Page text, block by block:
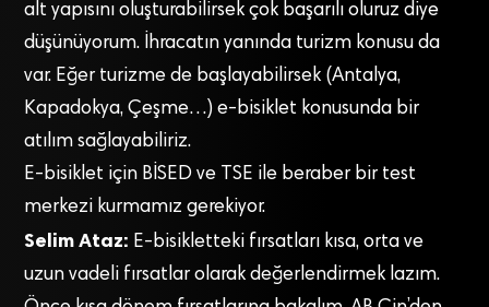
alt yapısını oluşturabilirsek çok başarılı oluruz diye
düşünüyorum. İhracatın yanında turizm konusu da
var. Eğer turizme de başlayabilirsek (Antalya,
Kapadokya, Çeşme…) e-bisiklet konusunda bir
atılım sağlayabiliriz.
E-bisiklet için BİSED ve TSE ile beraber bir test
merkezi kurmamız gerekiyor.
Selim Ataz: E-bisikletteki fırsatları kısa, orta ve
uzun vadeli fırsatlar olarak değerlendirmek lazım.